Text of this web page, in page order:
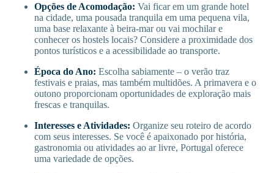
Opções de Acomodação: Vai ficar em um grande hotel
na cidade, uma pousada tranquila em uma pequena vila,
uma base relaxante à beira-mar ou vai mochilar e
conhecer os hostels locais? Considere a proximidade dos
pontos turísticos e a acessibilidade ao transporte.
Época do Ano: Escolha sabiamente – o verão traz
festivais e praias, mas também multidões. A primavera e o
outono proporcionam oportunidades de exploração mais
frescas e tranquilas.
Interesses e Atividades: Organize seu roteiro de acordo
com seus interesses. Se você é apaixonado por história,
gastronomia ou atividades ao ar livre, Portugal oferece
uma variedade de opções.